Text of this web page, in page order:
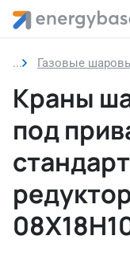
Газовые
Краны
под